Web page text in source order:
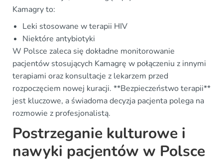
Kamagry to:
Leki stosowane w terapii HIV
Niektóre antybiotyki
W Polsce zaleca się dokładne monitorowanie
pacjentów stosujących Kamagrę w połączeniu z innymi
terapiami oraz konsultacje z lekarzem przed
rozpoczęciem nowej kuracji. **Bezpieczeństwo terapii**
jest kluczowe, a świadoma decyzja pacjenta polega na
rozmowie z profesjonalistą.
Postrzeganie kulturowe i
nawyki pacjentów w Polsce